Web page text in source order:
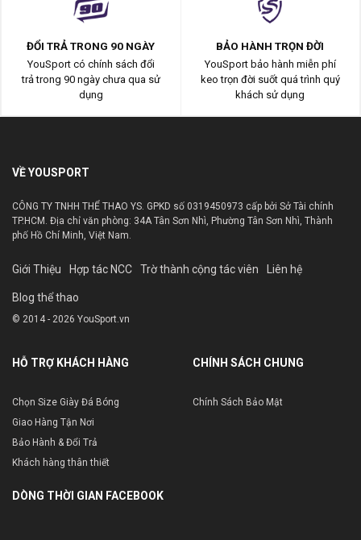
ĐỔI TRẢ TRONG 90 NGÀY
YouSport có chính sách đổi
trả trong 90 ngày chưa qua sử
dụng
BẢO HÀNH TRỌN ĐỜI
YouSport bảo hành miễn phí
keo trọn đời suốt quá trình quý
khách sử dụng
VỀ YOUSPORT
CÔNG TY TNHH THỂ THAO YS. GPKD số 0319450973 cấp bởi Sở Tài chính
TP.HCM. Địa chỉ văn phòng: 34A Tân Sơn Nhì, Phường Tân Sơn Nhì, Thành
phố Hồ Chí Minh, Việt Nam.
Giới Thiệu Hợp tác NCC Trờ thành cộng tác viên Liên hệ
Blog thể thao
© 2014 - 2026 YouSport.vn
HỖ TRỢ KHÁCH HÀNG
Chọn Size Giày Đá Bóng
Giao Hàng Tận Nơi
Bảo Hành & Đổi Trả
Khách hàng thân thiết
CHÍNH SÁCH CHUNG
Chính Sách Bảo Mật
DÒNG THỜI GIAN FACEBOOK